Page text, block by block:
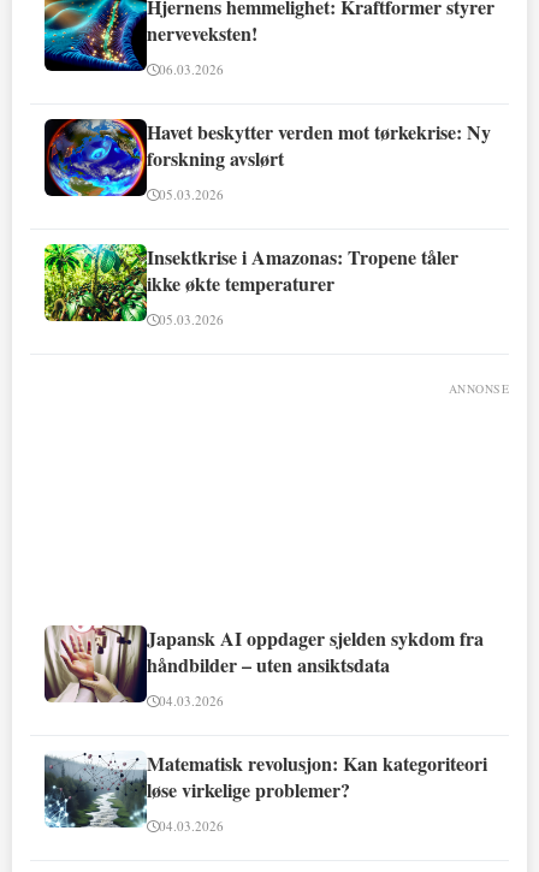
Hjernens hemmelighet: Kraftformer styrer
nerveveksten!
06.03.2026
Havet beskytter verden mot tørkekrise: Ny
forskning avslørt
05.03.2026
Insektkrise i Amazonas: Tropene tåler
ikke økte temperaturer
05.03.2026
ANNONSE
Japansk AI oppdager sjelden sykdom fra
håndbilder – uten ansiktsdata
04.03.2026
Matematisk revolusjon: Kan kategoriteori
løse virkelige problemer?
04.03.2026